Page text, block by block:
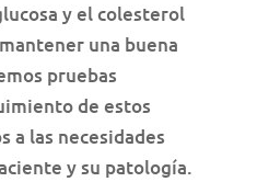
y el colesterol
una buena
pruebas
de estos
a las necesidades
y su patología.